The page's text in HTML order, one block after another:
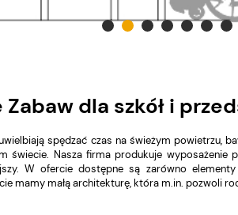
Zabaw dla szkół i
spędzać czas na świeżym powietrzu,
świecie. Nasza firma produkuje wyposażenie
W ofercie dostępne są zarówno
mamy małą architekturę, która m.in. pozwoli